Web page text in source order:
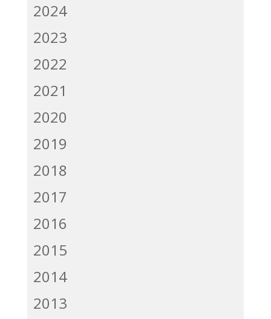
2024
2023
2022
2021
2020
2019
2018
2017
2016
2015
2014
2013